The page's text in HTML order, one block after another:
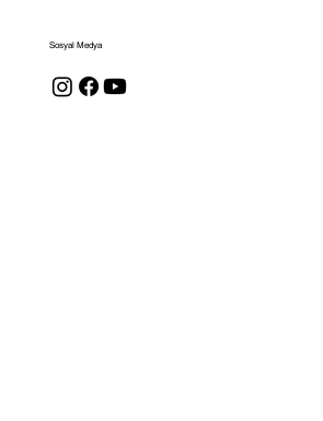
Sosyal Medya